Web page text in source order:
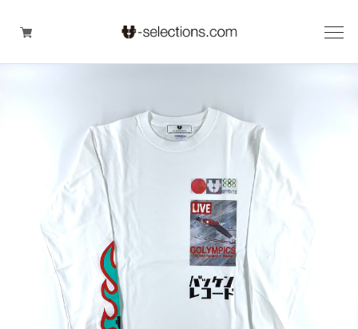
tt-selections
AINOA
Team Supporter